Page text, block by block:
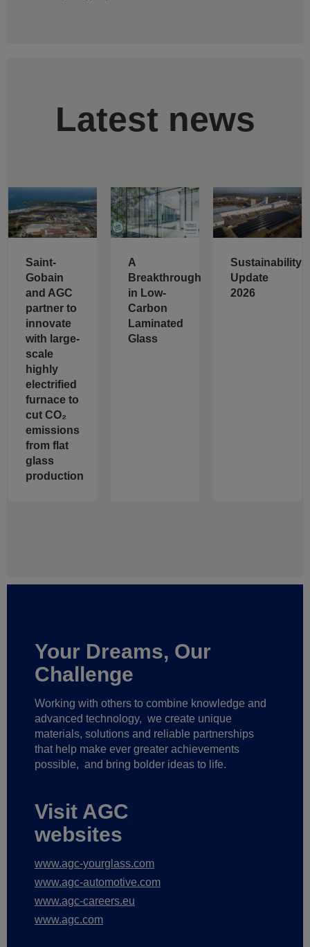
Latest news
Saint-
Gobain
and AGC
partner to
innovate
with large-
scale
highly
electrified
furnace to
cut CO₂
emissions
from flat
glass
production
A
Breakthrough
in Low-
Carbon
Laminated
Glass
Sustainability
Update
2026
Your Dreams, Our
Challenge
Working with others to combine knowledge and
advanced technology, we create unique
materials, solutions and reliable partnerships
that help make ever greater achievements
possible, and bring bolder ideas to life.
Visit AGC
websites
www.agc-yourglass.com
www.agc-automotive.com
www.agc-careers.eu
www.agc.com